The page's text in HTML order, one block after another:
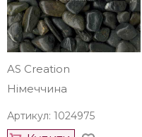
AS Creation
Німеччина
Артикул: 1024975